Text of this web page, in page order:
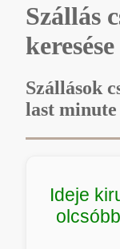
Szállás
keresése
Szállások
last
Ideje